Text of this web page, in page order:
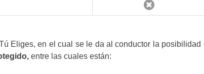
Eliges, en el cual se le da al conductor la
entre las cuales están: